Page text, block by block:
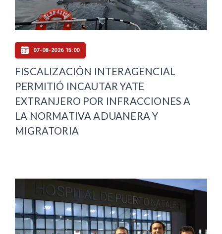
07-08-2026 15:00
FISCALIZACIÓN INTERAGENCIAL
PERMITIÓ INCAUTAR YATE
EXTRANJERO POR INFRACCIONES A
LA NORMATIVA ADUANERA Y
MIGRATORIA